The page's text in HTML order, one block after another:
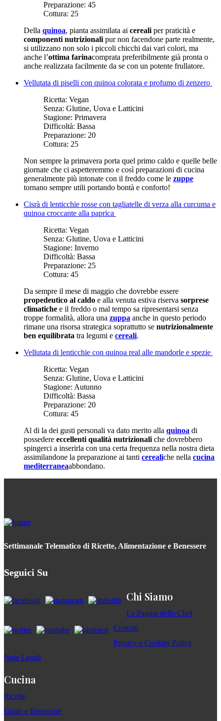
Preparazione: 45
Cottura: 25
Della quinoa, pianta assimilata ai cereali per praticità e
componenti nutrizionali pur non facendone parte realmente,
si utilizzano non solo i piccoli chicchi dai vari colori, ma
anche l’ottima farinacomprata preferibilmente già pronta o
anche realizzata facilmente da se con un potente frullatore.
Vellutata di piselli con quinoa colorata e profumo di zenzero
Ricetta: Vegan
Senza: Glutine, Uova e Latticini
Stagione: Primavera
Difficoltà: Bassa
Preparazione: 20
Cottura: 25
Non sempre la primavera porta quel primo caldo e quelle belle
giornate che ci aspetteremmo e così preparazioni di cucina
generalmente più intonate con il freddo come le zuppe
tornano sempre utili portando bontà e conforto!
Cisrà di lenticchie rosse con tagliatelle di verza alla curcuma e
quinoa croccante alla paprica
Ricetta: Vegan
Senza: Glutine, Uova e Latticini
Stagione: Inverno
Difficoltà: Bassa
Preparazione: 25
Cottura: 45
Da sempre il mese di maggio che dovrebbe essere
propedeutico al caldo e alla venuta estiva riserva sorprese
climatiche e il freddo o mal tempo sa ripresentarsi senza
troppe formalità, allora una zuppa anche in questo periodo
rimane una risorsa strategica soprattutto se nutrizionalmente
ben equilibrata tra legumi e cereali.
Vellutata di lenticchie con quinoa real alle mandorle e spezie
Ricetta: Vegan
Senza: Glutine, Uova e Latticini
Stagione: Autunno
Difficoltà: Bassa
Preparazione: 20
Cottura: 45
Al di la dei gusti personali va dato merito alla quinoa di
possedere eccellenti qualità nutrizionali che dovrebbero
spingerci a inserirla con una certa frequenza nella nostra dieta
assimilandone la preparazione ai tanti cerealiche nella cucina
mediterraneaabbondano.
Settimanale Telematico di Ricette, Alimentazione e Benessere
Seguici Su
Chi Siamo
La Pagina dello Chef
Contatti
Privacy e Cookies Policy
Note Legali
Cucina
Ricette
Gusto e Benessere